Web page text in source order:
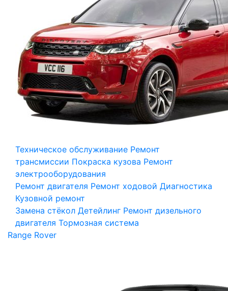
Техническое обслуживание Ремонт
трансмиссии Покраска кузова Ремонт
электрооборудования
Ремонт двигателя Ремонт ходовой Диагностика
Кузовной ремонт
Замена стёкол Детейлинг Ремонт дизельного
двигателя Тормозная система
Range Rover